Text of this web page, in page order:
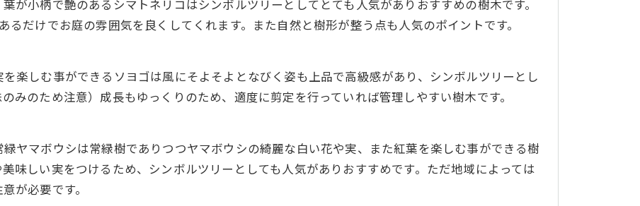
が小柄で艶のあるシマトネリコはシンボルツリーとしてとても人気がありおすすめの樹木です。
だけでお庭の雰囲気を良くしてくれます。また自然と樹形が整う点も人気のポイントです。
楽しむ事ができるソヨゴは風にそよそよとなびく姿も上品で高級感があり、シンボルツリーとし
みのため注意）成長もゆっくりのため、適度に剪定を行っていれば管理しやすい樹木です。
ヤマボウシは常緑樹でありつつヤマボウシの綺麗な白い花や実、また紅葉を楽しむ事ができる樹
味しい実をつけるため、シンボルツリーとしても人気がありおすすめです。ただ地域によっては
が必要です。